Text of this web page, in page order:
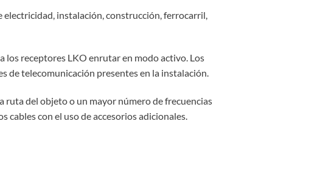
instalación, construcción, ferrocarril,
los receptores LKO enrutar en modo activo. Los
de telecomunicación presentes en la instalación.
ruta del objeto o un mayor número de frecuencias
cables con el uso de accesorios adicionales.